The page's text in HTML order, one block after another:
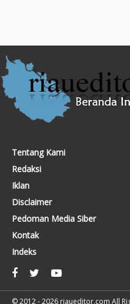
Tentang Kami
Redaksi
Iklan
Disclaimer
Pedoman Media Siber
Kontak
Indeks
© 2012 - 2026 riaueditor.com All